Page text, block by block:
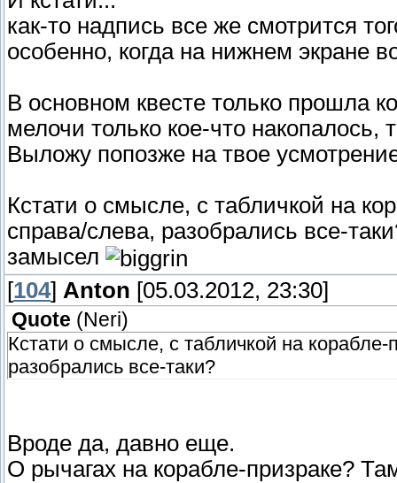
как-то надпись все же смотрится
особенно, когда на нижнем экране
В основном квесте только прошла
мелочи только кое-что
Выложу попозже на твое
Кстати о смысле, с табличкой на
справа/слева, разобрались все-
замысел
[104] Anton [05.03.2012, 23:30]
Quote (Neri)
Кстати о смысле, с табличкой на
разобрались все-таки?
Вроде да, давно еще.
О рычагах на корабле-призраке?